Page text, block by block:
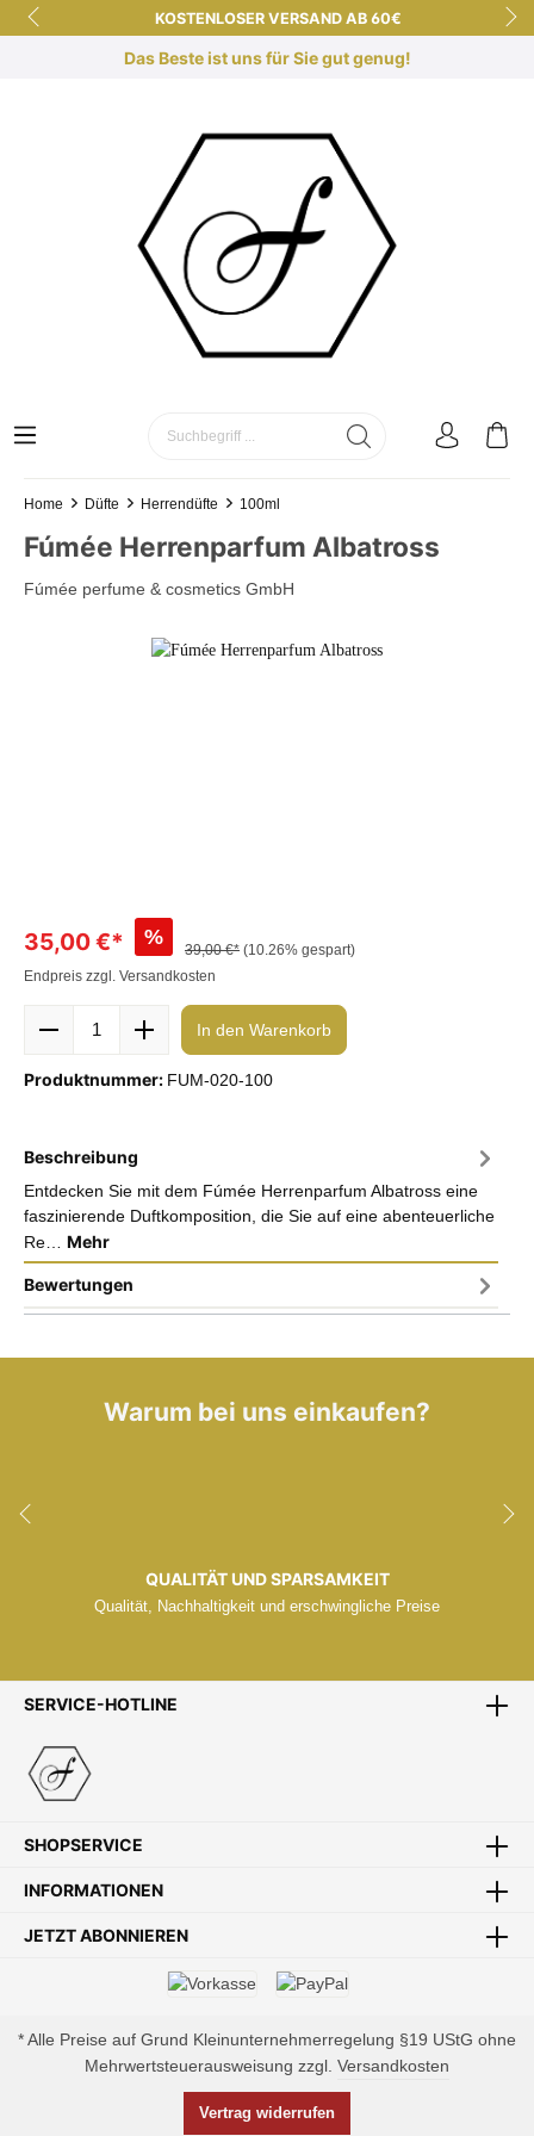
KOSTENLOSER VERSAND AB 60€
KURZE LIEFERZEITEN
Das Beste ist uns für Sie gut genug!
Home Düfte Herrendüfte 100ml
Fúmée Herrenparfum Albatross
Fúmée perfume & cosmetics GmbH
35,00 €* %
39,00 €* (10.26% gespart)
Endpreis zzgl. Versandkosten
In den Warenkorb
Produktnummer: FUM-020-100
Beschreibung
Entdecken Sie mit dem Fúmée Herrenparfum Albatross eine
faszinierende Duftkomposition, die Sie auf eine abenteuerliche
Re… Mehr
Bewertungen
Warum bei uns einkaufen?
QUALITÄT UND SPARSAMKEIT
Qualität, Nachhaltigkeit und erschwingliche Preise
SCHNELLE LIEFERUNG
ZAHLUNGSSICHERHEIT
SERVICE-HOTLINE
SHOPSERVICE
INFORMATIONEN
JETZT ABONNIEREN
* Alle Preise auf Grund Kleinunternehmerregelung §19 UStG ohne
Mehrwertsteuerausweisung zzgl. Versandkosten
Vertrag widerrufen